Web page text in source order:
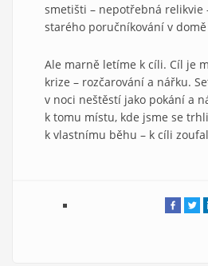
smetišti – nepotřebná relikvie
starého poručníkování v domě
Ale marně letíme k cíli. Cíl je
krize – rozčarování a nářku.
v noci neštěstí jako pokání a
k tomu místu, kde jsme se
k vlastnímu běhu – k cíli